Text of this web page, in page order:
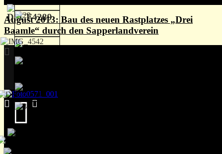
August 2013: Bau des neuen Rastplatzes „Drei
Baamle“ durch den Sapperlandverein